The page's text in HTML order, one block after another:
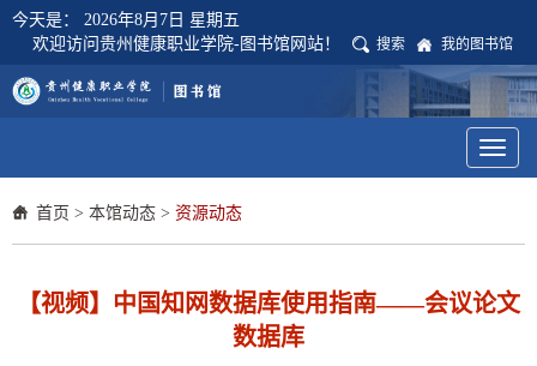
今天是： 2026年8月7日 星期五
欢迎访问贵州健康职业学院-图书馆网站！
搜索 我的图书馆
Toggle
首页 > 本馆动态 > 资源动态
【视频】中国知网数据库使用指南——会议论文
数据库